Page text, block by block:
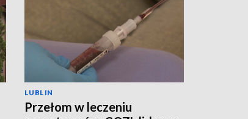
LUBLIN
Przełom w leczeniu